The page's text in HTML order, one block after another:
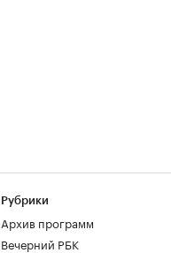
Рубрики
Архив программ
Вечерний РБК